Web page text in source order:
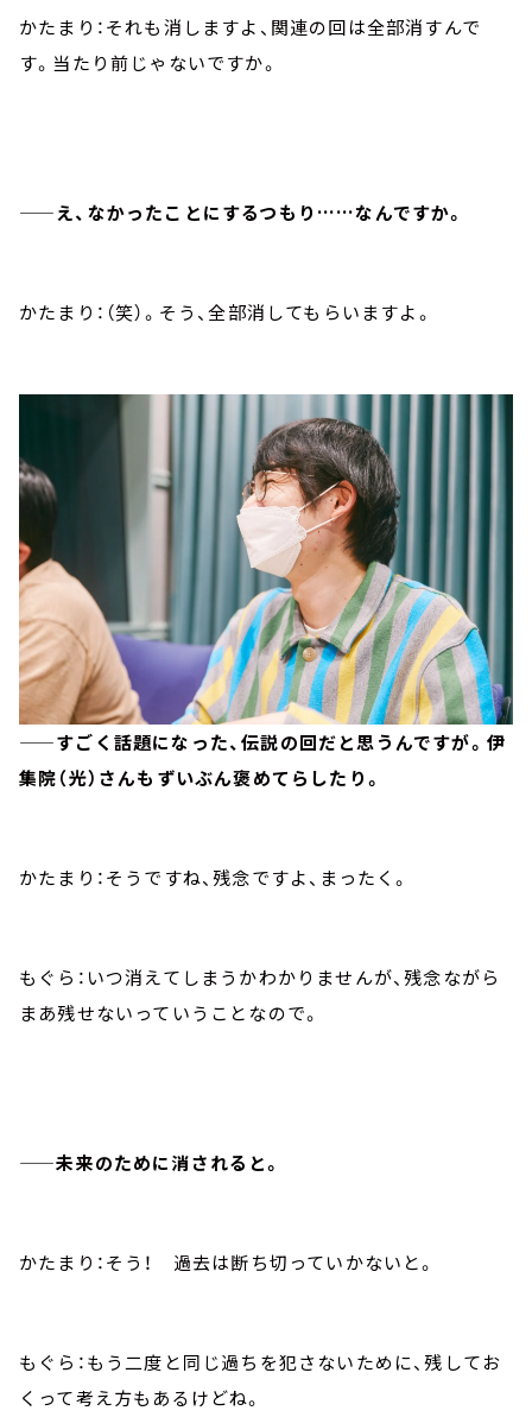
かたまり：それも消しますよ、関連の回は全部消すんで
す。当たり前じゃないですか。
——え、なかったことにするつもり……なんですか。
かたまり：（笑）。そう、全部消してもらいますよ。
——すごく話題になった、伝説の回だと思うんですが。伊
集院（光）さんもずいぶん褒めてらしたり。
かたまり：そうですね、残念ですよ、まったく。
もぐら：いつ消えてしまうかわかりませんが、残念ながら
まあ残せないっていうことなので。
——未来のために消されると。
かたまり：そう！ 過去は断ち切っていかないと。
もぐら：もう二度と同じ過ちを犯さないために、残してお
くって考え方もあるけどね。